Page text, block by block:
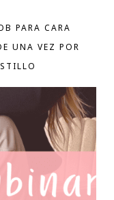
PARA CARA
UNA VEZ POR